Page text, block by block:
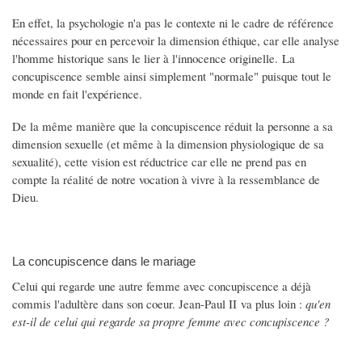
En effet, la psychologie n'a pas le contexte ni le cadre de référence
nécessaires pour en percevoir la dimension éthique, car elle analyse
l'homme historique sans le lier à l'innocence originelle. La
concupiscence semble ainsi simplement "normale" puisque tout le
monde en fait l'expérience.
De la même manière que la concupiscence réduit la personne a sa
dimension sexuelle (et même à la dimension physiologique de sa
sexualité), cette vision est réductrice car elle ne prend pas en
compte la réalité de notre vocation à vivre à la ressemblance de
Dieu.
La concupiscence dans le mariage
Celui qui regarde une autre femme avec concupiscence a déjà
commis l'adultère dans son coeur. Jean-Paul II va plus loin : qu'en
est-il de celui qui regarde sa propre femme avec concupiscence ?